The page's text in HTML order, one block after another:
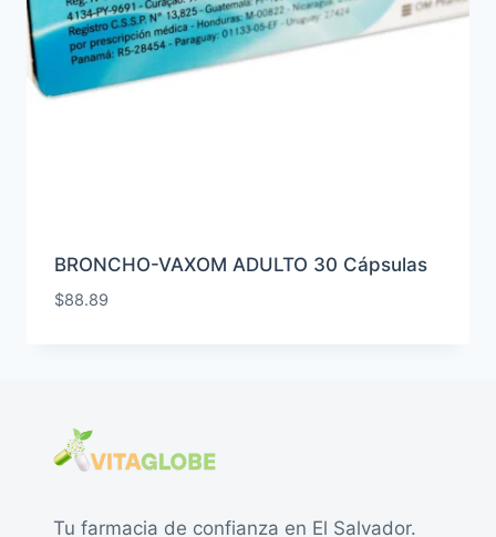
BRONCHO-VAXOM ADULTO 30 Cápsulas
$88.89
Tu farmacia de confianza en El Salvador.